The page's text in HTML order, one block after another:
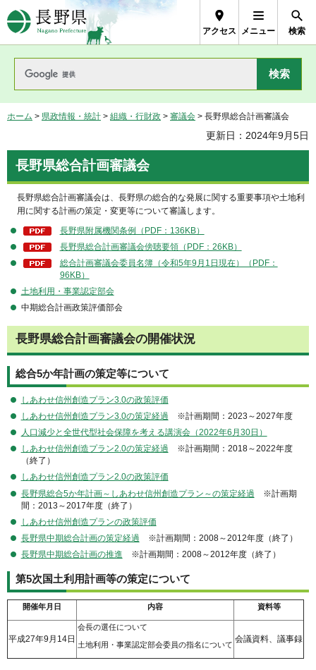
長野県Nagano Prefecture
アクセス メニュー 検索
ホーム > 県政情報・統計 > 組織・行財政 > 審議会 > 長野県総合計画審議会
更新日：2024年9月5日
長野県総合計画審議会
長野県総合計画審議会は、長野県の総合的な発展に関する重要事項や土地利
用に関する計画の策定・変更等について審議します。
長野県附属機関条例（PDF：136KB）
長野県総合計画審議会傍聴要領（PDF：26KB）
総合計画審議会委員名簿（令和5年9月1日現在）（PDF：
96KB）
土地利用・事業認定部会
中期総合計画政策評価部会
長野県総合計画審議会の開催状況
総合5か年計画の策定等について
しあわせ信州創造プラン3.0の政策評価
しあわせ信州創造プラン3.0の策定経過
※計画期間：2023～2027年度
人口減少と全世代型社会保障を考える講演会（2022年6月30日）
しあわせ信州創造プラン2.0の策定経過
※計画期間：2018～2022年度
（終了）
しあわせ信州創造プラン2.0の政策評価
長野県総合5か年計画～しあわせ信州創造プラン～の策定経過
※計画期
間：2013～2017年度（終了）
しあわせ信州創造プランの政策評価
長野県中期総合計画の策定経過
※計画期間：2008～2012年度（終了）
長野県中期総合計画の推進
※計画期間：2008～2012年度（終了）
第5次国土利用計画等の策定について
開催年月日 内容 資料等
平成27年9月14日
会長の選任について
土地利用・事業認定部会委員の指名について
会議資料、議事録